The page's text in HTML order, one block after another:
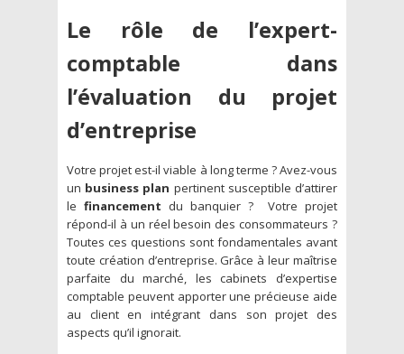
Le rôle de l’expert-
comptable dans
l’évaluation du projet
d’entreprise
Votre projet est-il viable à long terme ? Avez-vous
un business plan pertinent susceptible d’attirer
le financement du banquier ? Votre projet
répond-il à un réel besoin des consommateurs ?
Toutes ces questions sont fondamentales avant
toute création d’entreprise. Grâce à leur maîtrise
parfaite du marché, les cabinets d’expertise
comptable peuvent apporter une précieuse aide
au client en intégrant dans son projet des
aspects qu’il ignorait.